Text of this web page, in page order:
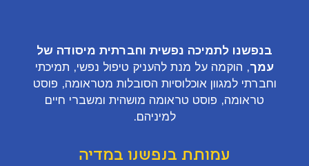
בנפשנו לתמיכה נפשית וחברתית מיסודה של
עמך, הוקמה על מנת להעניק טיפול נפשי, תמיכתי
וחברתי למגוון אוכלוסיות הסובלות מטראומה, פוסט
טראומה, פוסט טראומה מושהית ומשברי חיים
למיניהם.
עמותת בנפשנו במדיה